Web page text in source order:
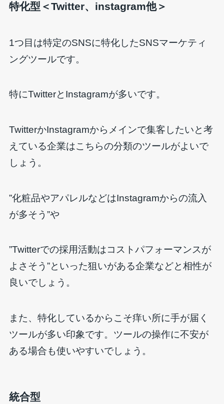
特化型＜Twitter、instagram他＞
1つ目は特定のSNSに特化したSNSマーケティ
ングツールです。
特にTwitterとInstagramが多いです。
TwitterかInstagramからメインで集客したいと考
えている企業はこちらの分類のツールがよいで
しょう。
”化粧品やアパレルなどはInstagramからの流入
が多そう”や
”Twitterでの採用活動はコストパフォーマンスが
よさそう”といった狙いがある企業などと相性が
良いでしょう。
また、特化しているからこそ痒い所に手が届く
ツールが多い印象です。ツールの操作に不安が
ある場合も使いやすいでしょう。
統合型